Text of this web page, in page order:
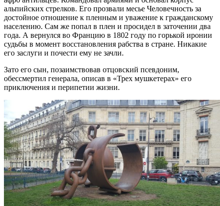
альпийских стрелков. Его прозвали месье Человечность за
достойное отношение к пленным и уважение к гражданскому
населению. Сам же попал в плен и просидел в заточении два
года. А вернулся во Францию в 1802 году по горькой иронии
судьбы в момент восстановления рабства в стране. Никакие
его заслуги и почести ему не зачли.
Зато его сын, позаимствовав отцовский псевдоним,
обессмертил генерала, описав в «Трех мушкетерах» его
приключения и перипетии жизни.